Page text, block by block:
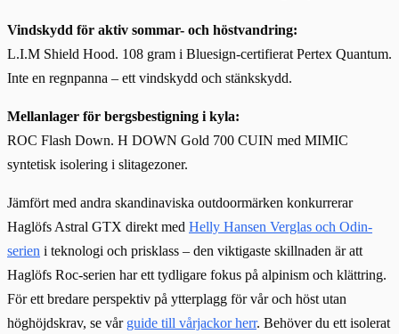
Vindskydd för aktiv sommar- och höstvandring:
L.I.M Shield Hood. 108 gram i Bluesign-certifierat Pertex Quantum.
Inte en regnpanna – ett vindskydd och stänkskydd.
Mellanlager för bergsbestigning i kyla:
ROC Flash Down. H DOWN Gold 700 CUIN med MIMIC
syntetisk isolering i slitagezoner.
Jämfört med andra skandinaviska outdoormärken konkurrerar
Haglöfs Astral GTX direkt med Helly Hansen Verglas och Odin-
serien i teknologi och prisklass – den viktigaste skillnaden är att
Haglöfs Roc-serien har ett tydligare fokus på alpinism och klättring.
För ett bredare perspektiv på ytterplagg för vår och höst utan
höghöjdskrav, se vår guide till vårjackor herr. Behöver du ett isolerat